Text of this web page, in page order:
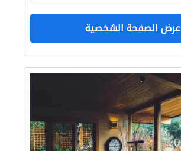
عرض الصفحة الشخصية